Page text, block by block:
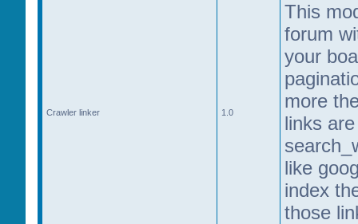
Crawler linker 1.0
This
forum
your
more
links
like
index
those